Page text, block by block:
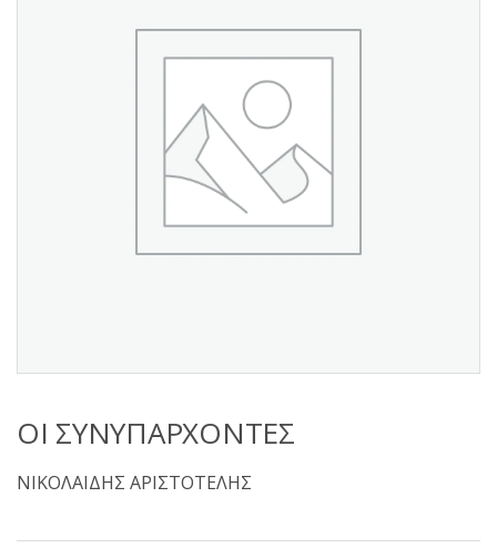
ΟΙ ΣΥΝΥΠΑΡΧΟΝΤΕΣ
ΝΙΚΟΛΑΙΔΗΣ ΑΡΙΣΤΟΤΕΛΗΣ